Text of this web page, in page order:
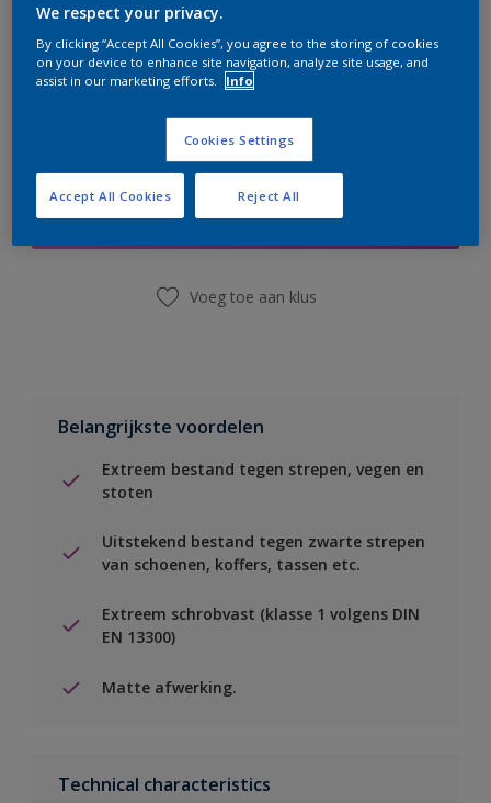
er hard aan om de voorraad aan te vullen.
Boodschappenlijst
Vind een winkel
Voeg toe aan klus
Belangrijkste voordelen
Extreem bestand tegen strepen, vegen en
stoten
Uitstekend bestand tegen zwarte strepen
van schoenen, koffers, tassen etc.
Extreem schrobvast (klasse 1 volgens DIN
EN 13300)
Matte afwerking.
Technical characteristics
We respect your privacy.
By clicking “Accept All Cookies”, you agree to the storing of cookies
on your device to enhance site navigation, analyze site usage, and
assist in our marketing efforts.
Info
Cookies Settings
Reject All
Accept All Cookies